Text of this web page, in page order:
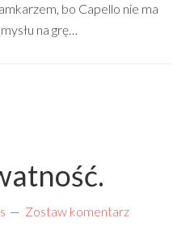
bo Capello nie ma
na grę…
Zostaw komentarz